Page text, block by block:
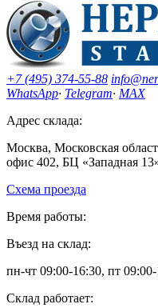
+7 (495) 374-55-88
WhatsApp· Telegram· MAX
Адрес склада:
Москва, Московская
офис 402, БЦ «Западная
Схема проезда
Время работы:
Въезд на склад:
пн-чт 09:00-16:30, пт
Склад работает: